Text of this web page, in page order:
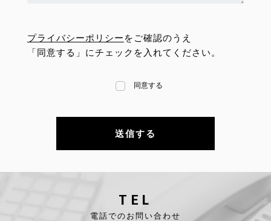
プライバシーポリシー をご確認のうえ
「同意する」にチェックを入れてください。
同意する
TEL
電話でのお問い合わせ